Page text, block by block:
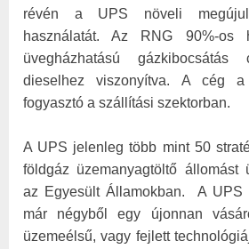
révén a UPS növeli
használatát. Az RNG 90%-os
üvegházhatású gázkibocsátás
dieselhez viszonyítva. A cég
fogyasztó a szállítási szektorban.
A UPS jelenleg több mint 50
földgáz üzemanyagtöltő állomást
az Egyesült Államokban. A UPS
már négyből egy újonnan
üzemeélsű, vagy fejlett